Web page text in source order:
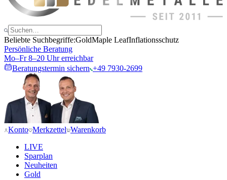
Beliebte Suchbegriffe:GoldMaple LeafInflationsschutz
Persönliche Beratung
Mo–Fr 8–20 Uhr erreichbar
Beratungstermin sichern +49 7930-2699
Konto Merkzettel Warenkorb
LIVE
Sparplan
Neuheiten
Gold